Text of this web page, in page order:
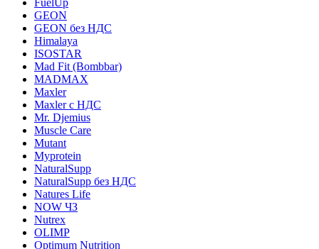
GEON
GEON без НДС
Himalaya
ISOSTAR
Mad Fit (Bombbar)
MADMAX
Maxler
Maxler с НДС
Mr. Djemius
Muscle Care
Mutant
Myprotein
NaturalSupp
NaturalSupp без НДС
Natures Life
NOW ЧЗ
Nutrex
OLIMP
Optimum Nutrition